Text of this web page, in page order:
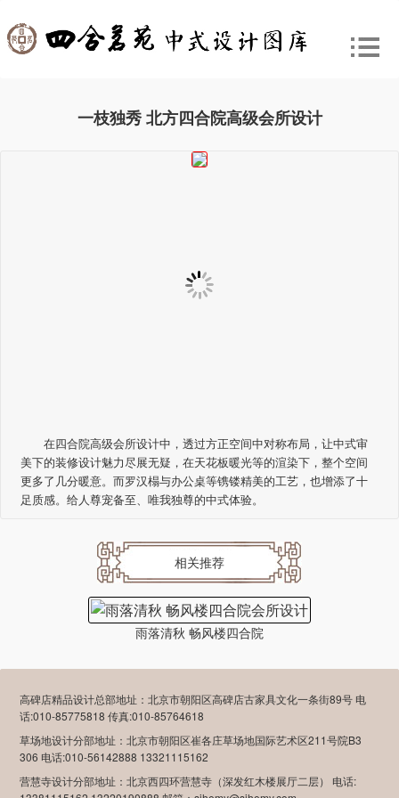
一枝独秀 北方四合院高级会所设计
在四合院高级会所设计中，透过方正空间中对称布局，让中式审
美下的装修设计魅力尽展无疑，在天花板暖光等的渲染下，整个空间
更多了几分暖意。而罗汉榻与办公桌等镌镂精美的工艺，也增添了十
足质感。给人尊宠备至、唯我独尊的中式体验。
相关推荐
雨落清秋 畅风楼四合院
高碑店精品设计总部地址：北京市朝阳区高碑店古家具文化一条街89号 电
话:010-85775818 传真:010-85764618
草场地设计分部地址：北京市朝阳区崔各庄草场地国际艺术区211号院B3
306 电话:010-56142888 13321115162
营慧寺设计分部地址：北京西四环营慧寺（深发红木楼展厅二层） 电话: